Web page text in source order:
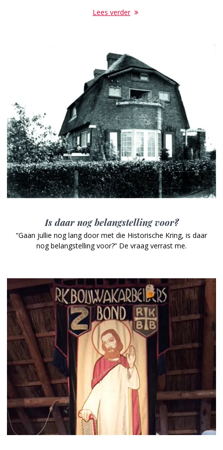
Lees verder
Is daar nog belangstelling voor?
“Gaan jullie nog lang door met die Historische Kring, is daar
nog belangstelling voor?” De vraag verrast me.